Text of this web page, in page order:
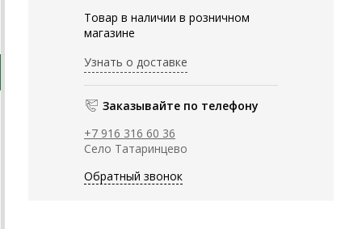
Товар в наличии в розничном
магазине
Узнать о доставке
Заказывайте по телефону
+7 916 316 60 36
Село Татаринцево
Обратный звонок